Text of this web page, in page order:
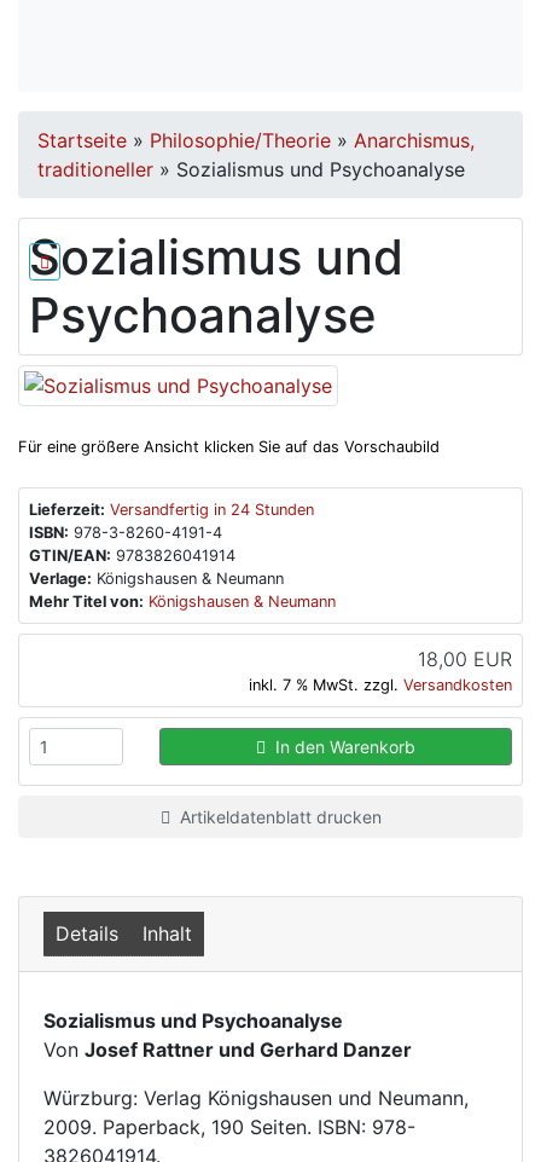
Startseite » Philosophie/Theorie » Anarchismus,
traditioneller » Sozialismus und Psychoanalyse
Sozialismus und
Psychoanalyse
Für eine größere Ansicht klicken Sie auf das Vorschaubild
Lieferzeit: Versandfertig in 24 Stunden
ISBN: 978-3-8260-4191-4
GTIN/EAN: 9783826041914
Verlage: Königshausen & Neumann
Mehr Titel von: Königshausen & Neumann
18,00 EUR
inkl. 7 % MwSt. zzgl. Versandkosten
In den Warenkorb
Artikeldatenblatt drucken
Details Inhalt
Sozialismus und Psychoanalyse
Von Josef Rattner und Gerhard Danzer
Würzburg: Verlag Königshausen und Neumann,
2009. Paperback, 190 Seiten. ISBN: 978-
3826041914.